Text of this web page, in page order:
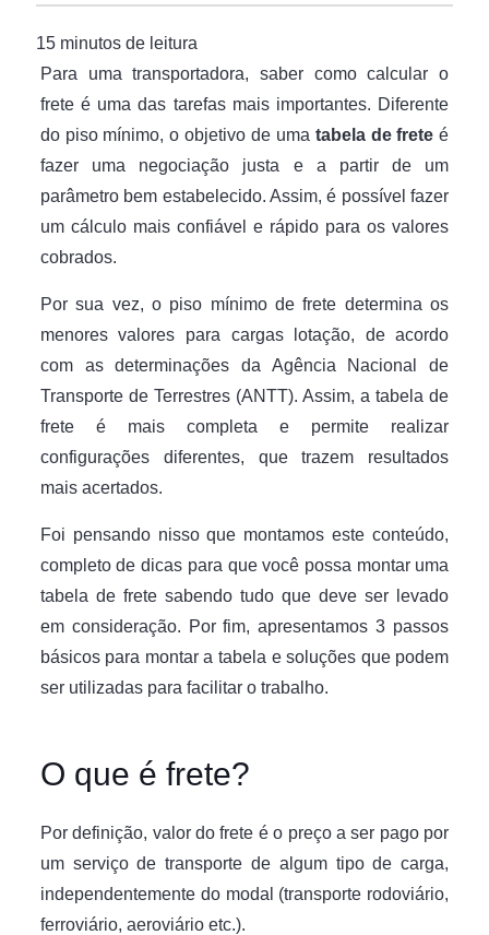
Para uma transportadora, saber como calcular o
frete é uma das tarefas mais importantes. Diferente
do piso mínimo, o objetivo de uma tabela de frete é
fazer uma negociação justa e a partir de um
parâmetro bem estabelecido. Assim, é possível fazer
um cálculo mais confiável e rápido para os valores
cobrados.
Por sua vez, o piso mínimo de frete determina os
menores valores para cargas lotação, de acordo
com as determinações da Agência Nacional de
Transporte de Terrestres (ANTT). Assim, a tabela de
frete é mais completa e permite realizar
configurações diferentes, que trazem resultados
mais acertados.
Foi pensando nisso que montamos este conteúdo,
completo de dicas para que você possa montar uma
tabela de frete sabendo tudo que deve ser levado
em consideração. Por fim, apresentamos 3 passos
básicos para montar a tabela e soluções que podem
ser utilizadas para facilitar o trabalho.
O que é frete?
Por definição, valor do frete é o preço a ser pago por
um serviço de transporte de algum tipo de carga,
independentemente do modal (transporte rodoviário,
ferroviário, aeroviário etc.).